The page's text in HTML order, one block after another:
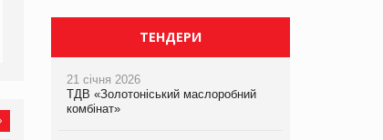
ТЕНДЕРИ
21 січня 2026
ТДВ «Золотоніський маслоробний
комбінат»